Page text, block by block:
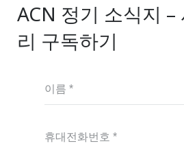
ACN 정기 소식지 –
리 구독하기
이름 *
휴대전화번호 *